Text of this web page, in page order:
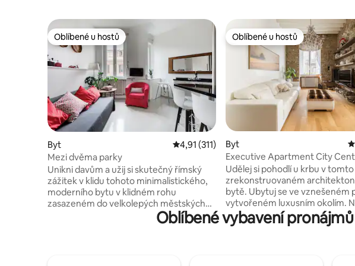
Oblíbené u hostů
Oblíbené u hostů
Byt Průměrné hodnocení 4,91 z 5, 311 hodnocení
4,91 (311)
Mezi dvěma parky
Unikni davům a užij si skutečný římský
zážitek v klidu tohoto minimalistického,
moderního bytu v klidném rohu
zasazeném do velkolepých městských
Aurelianových zdí. Čistéšky linie, čistě
bílé stěny a elegantní dřevěné a kovové
Oblíbené u hostů
Oblíbené u hostů
Byt
Executive Apartment City
Udělej si pohodlí u krbu v
zrekonstruovaném
bytě. Ubytuj se ve vznešeném
vytvořeném luxusním okolím.
inspirovat odkrytými, vysokými
dřevěnými podlahami,
Oblíbené vybavení